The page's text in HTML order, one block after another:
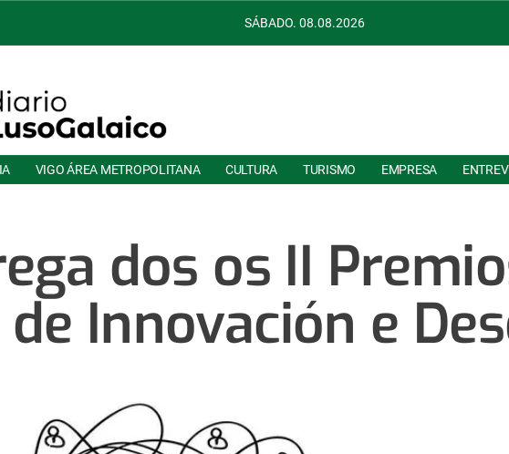
SÁBADO. 08.08.2026
VIGO ÁREA METROPOLITANA CULTURA TURISMO EMPRESA
dos os II
de Innovación e